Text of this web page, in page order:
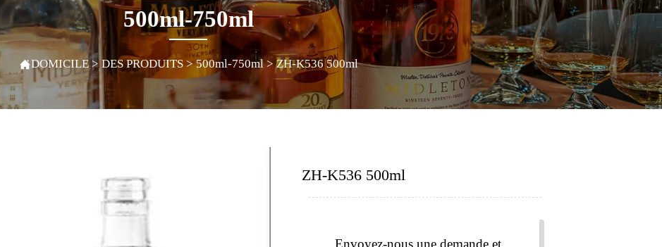
500ml-750ml
DOMICILE>DES PRODUITS >500ml-750ml>ZH-K536 500ml
ZH-K536 500ml
Envoyez-nous une demande et